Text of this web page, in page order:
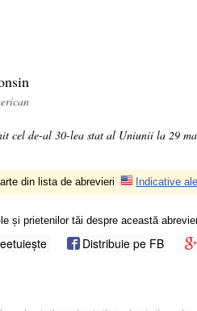
cel de-al 30-lea stat al Uniunii la 29
din lista de abrevieri Indicative
și prietenilor tăi despre această
Distribuie pe FB